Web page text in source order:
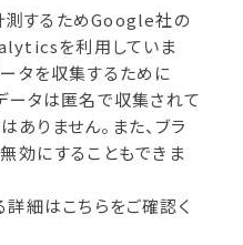
測するためGoogle社の
を利用していま
タを収集するために
ータは匿名で収集されて
ありません。また、ブラ
効にすることもできま
細はこちらをご確認く